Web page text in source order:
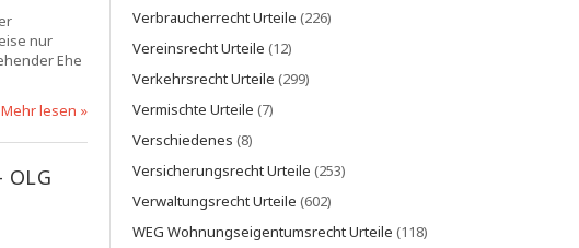
nur
Ehe
Mehr lesen »
Verbraucherrecht Urteile (226)
Vereinsrecht Urteile (12)
Verkehrsrecht Urteile (299)
Vermischte Urteile (7)
Verschiedenes (8)
Versicherungsrecht Urteile (253)
Verwaltungsrecht Urteile (602)
WEG Wohnungseigentumsrecht Urteile (118)